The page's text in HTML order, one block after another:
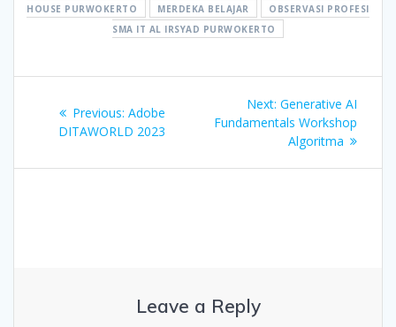
HOUSE PURWOKERTO
MERDEKA BELAJAR
OBSERVASI PROFESI
SMA IT AL IRSYAD PURWOKERTO
navigation
Previous: Previous
post:
Adobe
DITAWORLD 2023
Next: Next
post:
Generative AI
Fundamentals Workshop
Algoritma
Leave a Reply